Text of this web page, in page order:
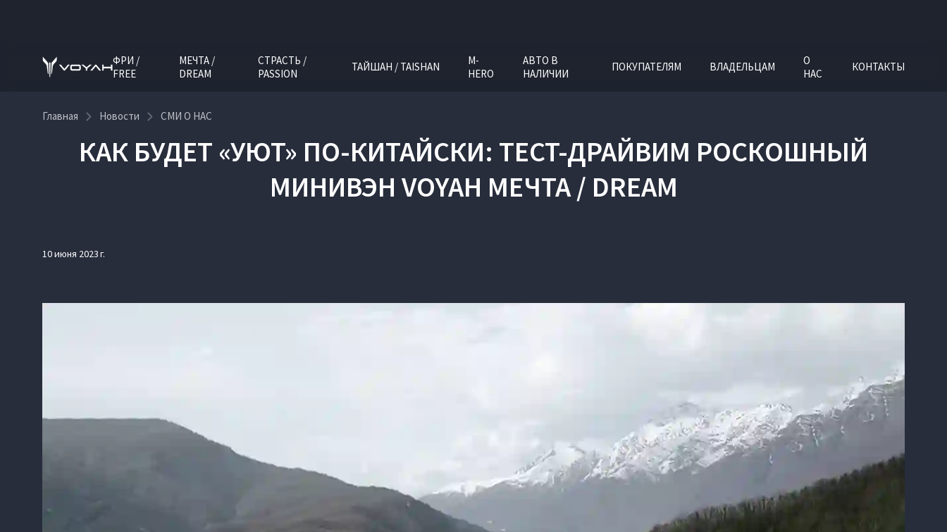
ФРИ /
FREE
МЕЧТА /
DREAM
СТРАСТЬ /
PASSION
ТАЙШАН / TAISHAN
M-
HERO
АВТО В
НАЛИЧИИ
ПОКУПАТЕЛЯМ ВЛАДЕЛЬЦАМ
О
НАС
КОНТАКТЫ
Главная Новости СМИ О НАС
КАК БУДЕТ «УЮТ» ПО-КИТАЙСКИ: ТЕСТ-ДРАЙВИМ РОСКОШНЫЙ
МИНИВЭН VOYAH МЕЧТА / DREAM
10 июня 2023 г.